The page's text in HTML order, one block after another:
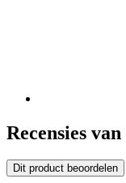
Recensies
Dit product beoordelen